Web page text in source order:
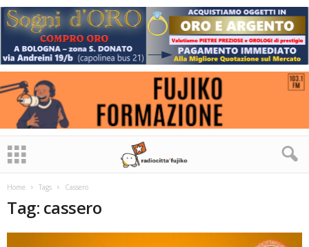
Home Tags Cassero
Tag: cassero